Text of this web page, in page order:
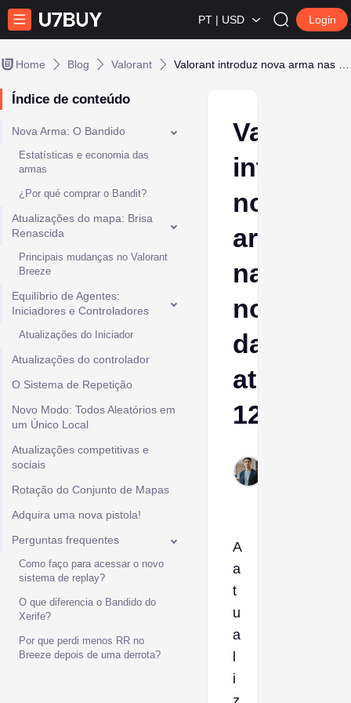
PT | USD Login
Home Blog Valorant
Índice de conteúdo
Nova Arma: O Bandido
Estatísticas e economia das
armas
¿Por qué comprar o Bandit?
Atualizações do mapa: Brisa
Renascida
Principais mudanças no Valorant
Breeze
Equilíbrio de Agentes:
Iniciadores e Controladores
Atualizações do Iniciador
Atualizações do controlador
O Sistema de Repetição
Novo Modo: Todos Aleatórios em
um Único Local
Atualizações competitivas e
sociais
Rotação do Conjunto de Mapas
Adquira uma nova pistola!
Perguntas frequentes
Como faço para acessar o novo
sistema de replay?
O que diferencia o Bandido do
Xerife?
Por que perdi menos RR no
Breeze depois de uma derrota?
Valorant
introduz
nova
arma
nas
notas
da
12.00
A
a
t
u
a
i